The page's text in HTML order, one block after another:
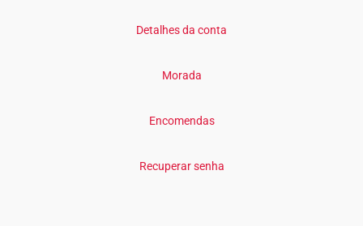
Detalhes da conta
Morada
Encomendas
Recuperar senha